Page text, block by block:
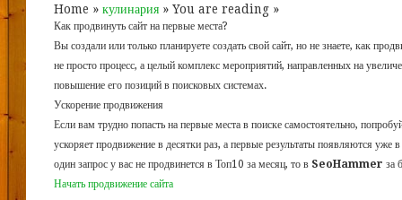
Home » кулинария» You are reading »
Как продвинуть сайт на первые места?
Вы создали или только планируете создать свой сайт, но не знаете, как
не просто процесс, а целый комплекс мероприятий, направленных на
повышение его позиций в поисковых системах.
Ускорение продвижения
Если вам трудно попасть на первые места в поиске самостоятельно,
ускоряет продвижение в десятки раз, а первые результаты появляются уже
один запрос у вас не продвинется в Топ10 за месяц, то в SeoHammer за
Начать продвижение сайта